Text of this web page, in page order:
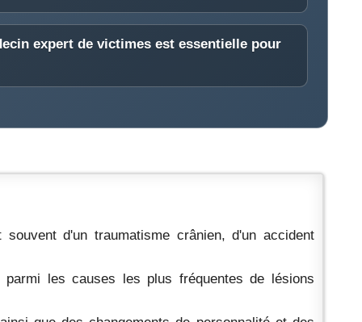
expert de victimes est essentielle pour
d'un traumatisme crânien, d'un accident
les causes les plus fréquentes de lésions